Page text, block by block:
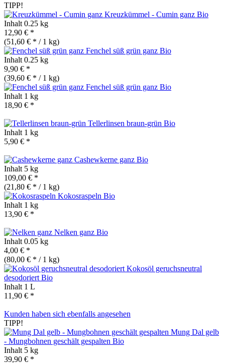
TIPP!
Kreuzkümmel - Cumin ganz Bio
Inhalt 0.25 kg
12,90 € *
(51,60 € * / 1 kg)
Fenchel süß grün ganz Bio
Inhalt 0.25 kg
9,90 € *
(39,60 € * / 1 kg)
Fenchel süß grün ganz Bio
Inhalt 1 kg
18,90 € *
Tellerlinsen braun-grün Bio
Inhalt 1 kg
5,90 € *
Cashewkerne ganz Bio
Inhalt 5 kg
109,00 € *
(21,80 € * / 1 kg)
Kokosraspeln Bio
Inhalt 1 kg
13,90 € *
Nelken ganz Bio
Inhalt 0.05 kg
4,00 € *
(80,00 € * / 1 kg)
Kokosöl geruchsneutral
desodoriert Bio
Inhalt 1 L
11,90 € *
Kunden haben sich ebenfalls angesehen
TIPP!
Mung Dal gelb
- Mungbohnen geschält gespalten Bio
Inhalt 5 kg
39,90 € *